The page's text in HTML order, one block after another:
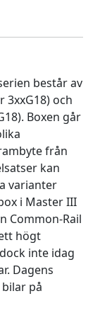
består av
3xxG18) och
Boxen går
från
kan
varianter
i Master III
Common-Rail
högt
inte idag
Dagens
på